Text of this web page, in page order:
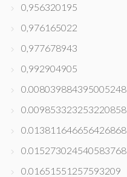
0,956320195
0,976165022
0,977678943
0,992904905
0.008039884395005248
0.009853323253220858
0.013811646656426868
0.015273024540583768
0.01651551257593209